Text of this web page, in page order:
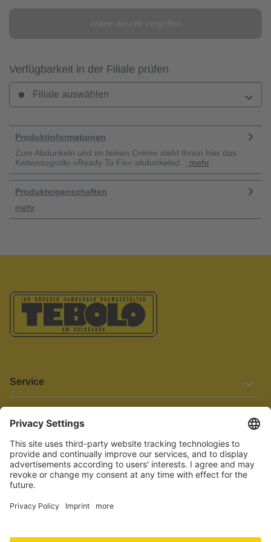
Verfügbarkeit in der Filiale prüfen
Filiale auswählen
Produktinformationen
Zum Abdunkeln und im feinen Creme steht Ihnen hier das
Kettenzugrollo »Ready To Fix« abdunkelnd...
mehr
Produkteigenschaften
mehr
Service
Informationen
Barrierefreiheit
Wir bemühen uns, unsere Website barrierefrei zu gestalten.
Einige Inhalte und Funktionen sind derzeit jedoch noch nicht
vollständig zugänglich. Wenn Sie auf Barrieren stoßen oder Hilfe
benötigen, kontaktieren Sie uns bitte unter service[at]knutzen.de.
Vertrag widerrufen
© 2026 TEBOLO